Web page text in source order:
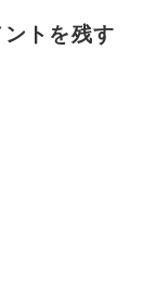
ントを残す